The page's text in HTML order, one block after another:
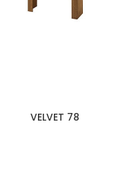
VELVET 78